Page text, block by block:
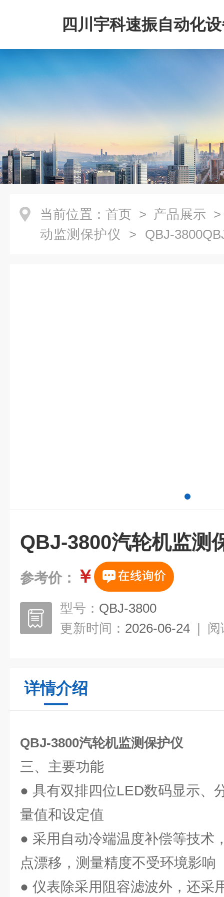
四川宇科速振自动化
公司
当前位置： 首页 > 产品展示
动监测保护仪 > QBJ-
QBJ-3800汽轮机监测
参考价： ￥
型号： QBJ-3800
更新时间： 2026-06-24 | 阅
详情介绍
QBJ-3800汽轮机监测保护仪
三、主要功能
● 具有双排四位LED数码显示、
量值和设定值
● 采用自动冷端温度补偿等技术
点漂移，测量精度不受环境影响
● 仪表除采用阻容滤波外，还采